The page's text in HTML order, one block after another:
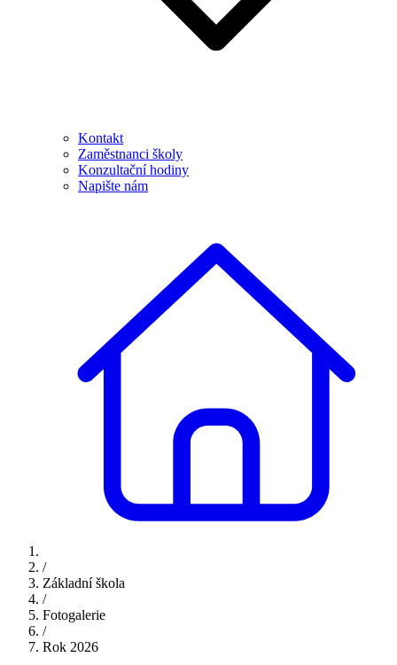
Kontakt
Zaměstnanci školy
Konzultační hodiny
Napište nám
/
Základní škola
/
Fotogalerie
/
Rok 2026